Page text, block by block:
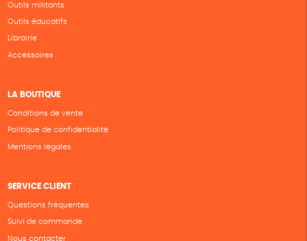
Outils militants
Outils éducatifs
Librairie
Accessoires
LA BOUTIQUE
Conditions de vente
Politique de confidentialité
Mentions légales
SERVICE CLIENT
Questions fréquentes
Suivi de commande
Nous contacter